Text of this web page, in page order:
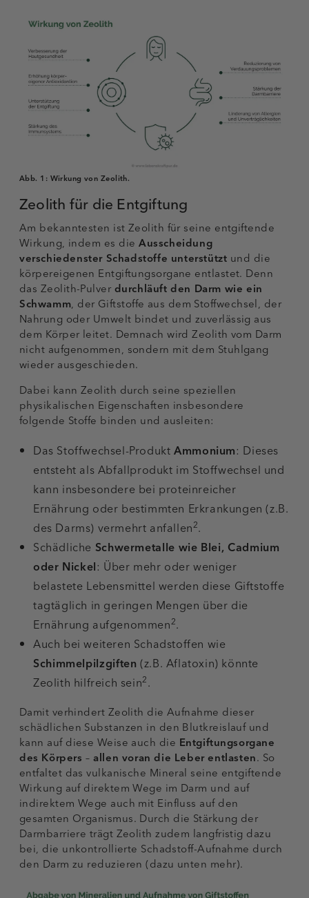
Abb. 1: Wirkung von Zeolith.
Zeolith für die Entgiftung
Am bekanntesten ist Zeolith für seine entgiftende
Wirkung, indem es die Ausscheidung
verschiedenster Schadstoffe unterstützt und die
körpereigenen Entgiftungsorgane entlastet. Denn
das Zeolith-Pulverdurchläuft den Darm wie ein
Schwamm, der Giftstoffe aus dem Stoffwechsel, der
Nahrung oder Umwelt bindet und zuverlässig aus
dem Körper leitet. Demnach wird Zeolith vom Darm
nicht aufgenommen, sondern mit dem Stuhlgang
wieder ausgeschieden.
Dabei kann Zeolith durch seine speziellen
physikalischen Eigenschaften insbesondere
folgende Stoffe binden und ausleiten:
Das Stoffwechsel-ProduktAmmonium: Dieses
entsteht als Abfallprodukt im Stoffwechsel und
kann insbesondere bei proteinreicher
Ernährung oder bestimmten Erkrankungen (z.B.
des Darms) vermehrt anfallen2.
Schädliche Schwermetalle wie Blei, Cadmium
oder Nickel: Über mehr oder weniger
belastete Lebensmittel werden diese Giftstoffe
tagtäglich in geringen Mengen über die
Ernährung aufgenommen2.
Auch bei weiteren Schadstoffen wie
Schimmelpilzgiften (z.B. Aflatoxin) könnte
Zeolith hilfreich sein2.
Damit verhindert Zeolith die Aufnahme dieser
schädlichen Substanzen in den Blutkreislauf und
kann auf diese Weise auch die Entgiftungsorgane
des Körpers–allen voran die Leber entlasten. So
entfaltet das vulkanische Mineral seine entgiftende
Wirkung auf direktem Wege im Darm und auf
indirektem Wege auch mit Einfluss auf den
gesamten Organismus. Durch die Stärkung der
Darmbarriere trägt Zeolith zudem langfristig dazu
bei, die unkontrollierte Schadstoff-Aufnahme durch
den Darm zu reduzieren (dazu unten mehr).